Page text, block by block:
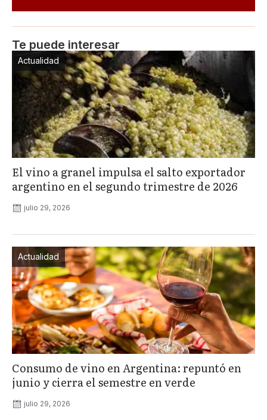
Te puede interesar
Actualidad
El vino a granel impulsa el salto exportador
argentino en el segundo trimestre de 2026
julio 29, 2026
Actualidad
Consumo de vino en Argentina: repuntó en
junio y cierra el semestre en verde
julio 29, 2026